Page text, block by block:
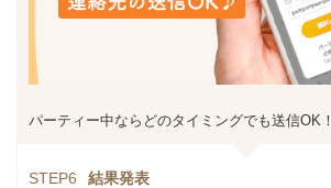
パーティー中ならどのタイミングでも送信OK！
STEP6 結果発表